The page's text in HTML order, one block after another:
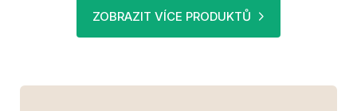
ZOBRAZIT VÍCE PRODUKTŮ